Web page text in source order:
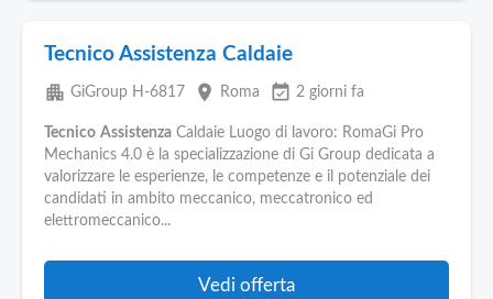
Tecnico Assistenza Caldaie
apartment GiGroup H-6817 place Roma event_available 2 giorni fa
Tecnico Assistenza Caldaie Luogo di lavoro: RomaGi Pro
Mechanics 4.0 è la specializzazione di Gi Group dedicata a
valorizzare le esperienze, le competenze e il potenziale dei
candidati in ambito meccanico, meccatronico ed
elettromeccanico...
Vedi offerta